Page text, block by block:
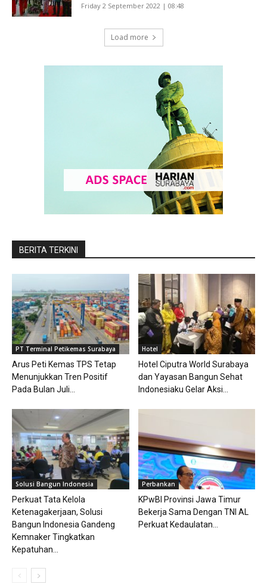
Friday 2 September 2022 | 08:48
Load more
BERITA TERKINI
PT Terminal Petikemas Surabaya
Arus Peti Kemas TPS Tetap
Menunjukkan Tren Positif
Pada Bulan Juli...
Hotel
Hotel Ciputra World Surabaya
dan Yayasan Bangun Sehat
Indonesiaku Gelar Aksi...
Solusi Bangun Indonesia
Perkuat Tata Kelola
Ketenagakerjaan, Solusi
Bangun Indonesia Gandeng
Kemnaker Tingkatkan
Kepatuhan...
Perbankan
KPwBI Provinsi Jawa Timur
Bekerja Sama Dengan TNI AL
Perkuat Kedaulatan...